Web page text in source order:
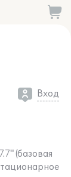
Вход
(базовая